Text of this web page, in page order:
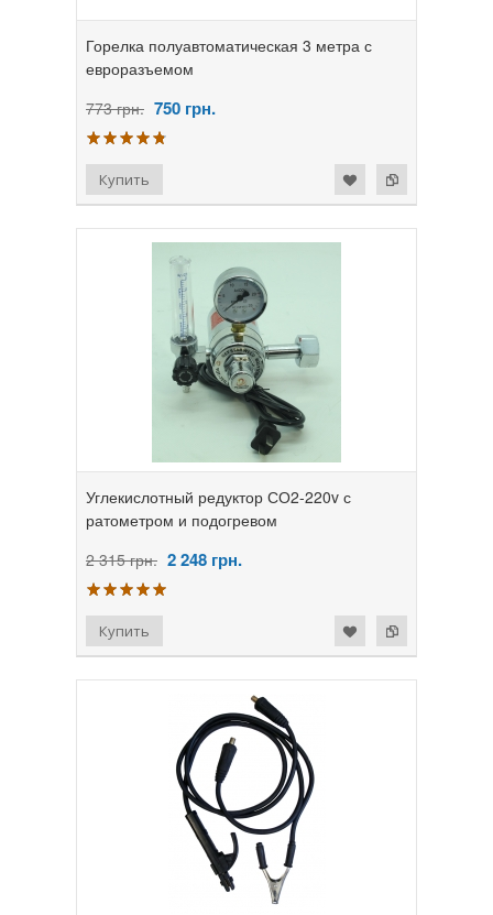
Горелка полуавтоматическая 3 метра с
евроразъемом
773 грн. 750 грн.
Углекислотный редуктор СО2-220v с
ратометром и подогревом
2 315 грн. 2 248 грн.